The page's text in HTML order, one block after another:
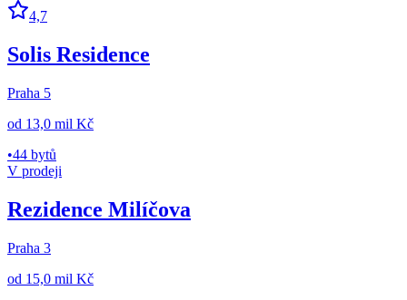
4,7
Solis Residence
Praha 5
od 13,0 mil Kč
•44 bytů
V prodeji
Rezidence Milíčova
Praha 3
od 15,0 mil Kč